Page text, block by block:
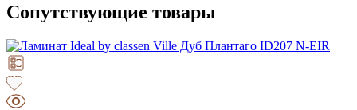
Сопутствующие товары